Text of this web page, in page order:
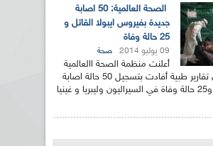
الصحة العالمية: 50 اصابة
جديدة بفيروس ايبولا القاتل و
25 حالة وفاة
09 يوليو 2014 صحة
أعلنت منظمة الصحة االعالمية
امس الثلاثاء أن تقارير طبية أفادت بتسجيل 50 حالة اصابة
جديدة بالايبولا و25 حالة وفاة في السيراليون وليبريا و غينيا